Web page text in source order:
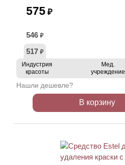
575 ₽
546 ₽
517 ₽
Индустрия
красоты
Мед.
учреждение
Нашли дешевле?
В корзину